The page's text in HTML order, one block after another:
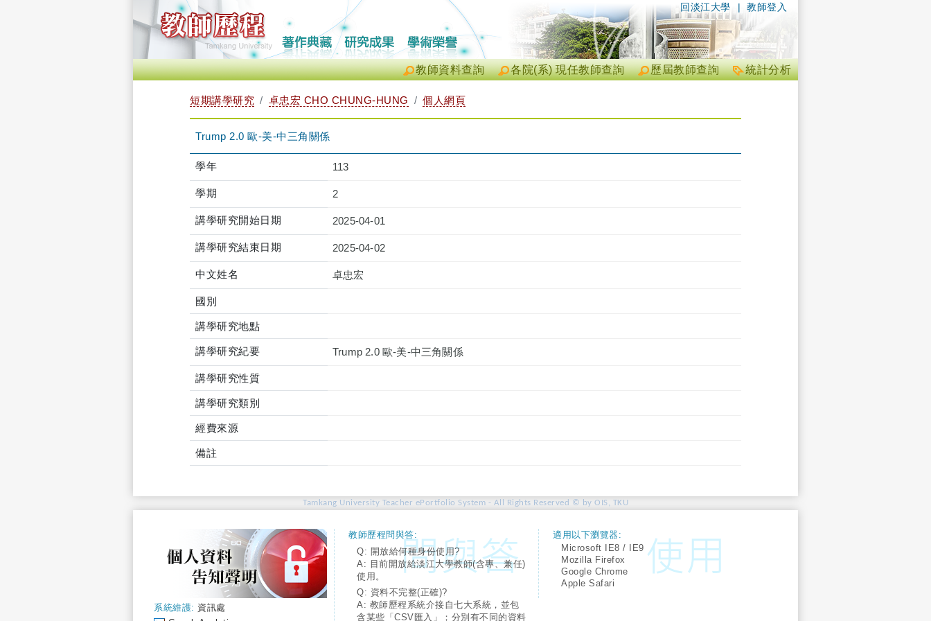
| 教師登入
回淡江大學
統計分析
歷屆教師查詢
各院(系) 現任教師查詢
教師資料查詢
短期講學研究 卓忠宏 CHO CHUNG-HUNG 個人網頁
Trump 2.0 歐-美-中三角關係
學年 113
學期 2
講學研究開始日期 2025-04-01
講學研究結束日期 2025-04-02
中文姓名 卓忠宏
國別
講學研究地點
講學研究紀要 Trump 2.0 歐-美-中三角關係
講學研究性質
講學研究類別
經費來源
備註
Tamkang University Teacher ePortfolio System - All Rights Reserved © by OIS, TKU
系統維護: 資訊處
教師歷程問與答:
Q: 開放給何種身份使用?
A: 目前開放給淡江大學教師(含專、兼任)
使用。
Q: 資料不完整(正確)?
A: 教師歷程系統介接自七大系統，並包
含某些「CSV匯入」；分別有不同的資料
適用以下瀏覽器:
Microsoft IE8 / IE9
Mozilla Firefox
Google Chrome
Apple Safari